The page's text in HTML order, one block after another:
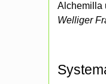
Alchemilla
Welliger